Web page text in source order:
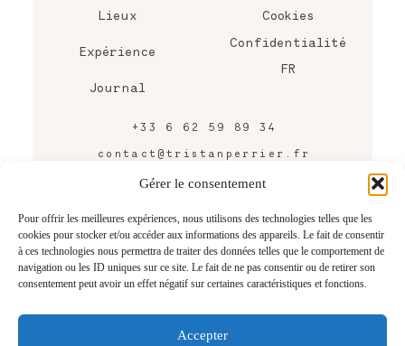
Gérer le consentement
Pour offrir les meilleures expériences, nous utilisons des technologies telles que les
cookies pour stocker et/ou accéder aux informations des appareils. Le fait de consentir
à ces technologies nous permettra de traiter des données telles que le comportement de
navigation ou les ID uniques sur ce site. Le fait de ne pas consentir ou de retirer son
consentement peut avoir un effet négatif sur certaines caractéristiques et fonctions.
Accepter
Lieux
Expérience
Journal
+33 6 62 59 89 34
Cookies
Confidentialité
FR
contact@tristanperrier.fr
43 rue Raymond Bordier,
CONTACTEZ-MOI
@2026 Tristan Perrier